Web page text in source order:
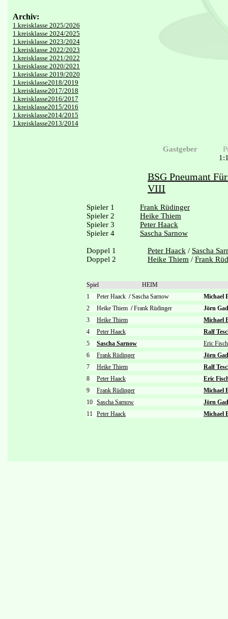
Archiv:
1.kreisklasse 2025/2026
1.kreisklasse 2024/2025
1.kreisklasse 2023/2024
1.kreisklasse 2022/2023
1.kreisklasse 2021/2022
1.kreisklasse 2020/2021
1.kreisklasse 2019/2020
1.kreisklasse2018/2019
1.kreisklasse2017/2018
1.kreisklasse2016/2017
1.kreisklasse2015/2016
1.kreisklasse2014/2015
1.kreisklasse2013/2014
Gastgeber
BSG Pneumant
VIII
Spieler 1
Frank Rüdinger
Spieler 2
Heike Thiem
Spieler 3
Peter Haack
Spieler 4
Sascha Sarnow
Doppel 1 Peter Haack / Sascha
Doppel 2
Heike Thiem / Frank
Spiel
HEIM
1
Peter Haack /Sascha Sarnow
Michael
2
Heike Thiem /Frank Rüdinger
Jörn
3
Heike Thiem
Michael
4
Peter Haack
Ralf
5
Sascha Sarnow
Eric
6
Frank Rüdinger
Jörn
7
Heike Thiem
Ralf
8
Peter Haack
Eric
9
Frank Rüdinger
Michael
10 Sascha Sarnow
Jörn
11 Peter Haack Michael